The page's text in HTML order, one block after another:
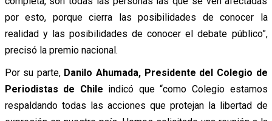
por esto, porque cierra las posibilidades de conocer la
realidad y las posibilidades de conocer el debate público”,
precisó la premio nacional.
Por su parte, Danilo Ahumada, Presidente del Colegio de
Periodistas de Chile indicó que “como Colegio estamos
respaldando todas las acciones que protejan la libertad de